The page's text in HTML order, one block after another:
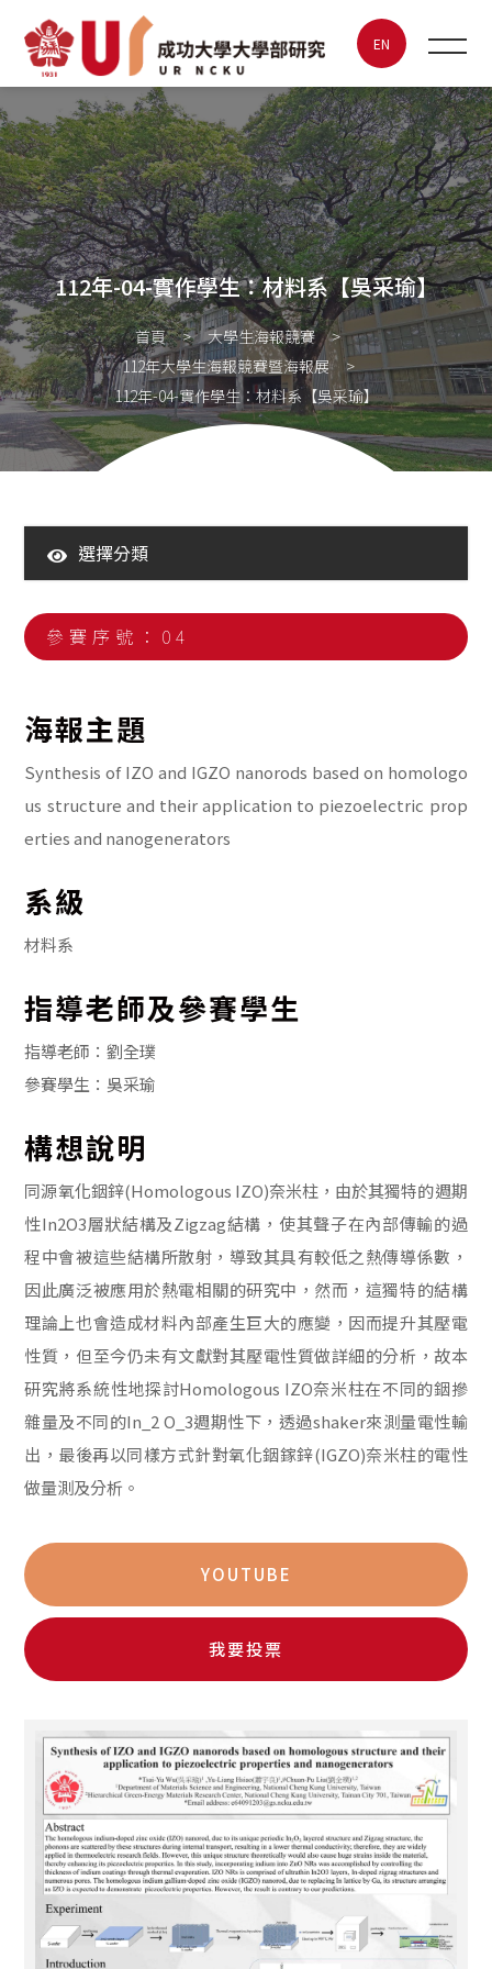
112年-04-實作學生：材料系
【吳采瑜】
最新消息
關於UR
特色實驗室
大學生海報競賽
成大創新創業
聯絡我們
EN
112年-04-實作學生：材料系【吳采瑜】
首頁
大學生海報競賽
112年大學生海報競賽暨海報展
112年-04-實作學生：材料系【吳采瑜】
選擇分類
110年大學生海報競賽暨海報展
111年大學生海報競賽暨海報展
參賽序號：04
海報主題
Synthesis of IZO and IGZO nanorods based on homologo
us structure and their application to piezoelectric prop
erties and nanogenerators
系級
材料系
指導老師及參賽學生
指導老師：劉全璞
參賽學生：吳采瑜
構想說明
同源氧化銦鋅(Homologous IZO)奈米柱，由於其獨特的週期
性In2O3層狀結構及Zigzag結構，使其聲子在內部傳輸的過
程中會被這些結構所散射，導致其具有較低之熱傳導係數，
因此廣泛被應用於熱電相關的研究中，然而，這獨特的結構
理論上也會造成材料內部產生巨大的應變，因而提升其壓電
性質，但至今仍未有文獻對其壓電性質做詳細的分析，故本
研究將系統性地探討Homologous IZO奈米柱在不同的銦摻
雜量及不同的In_2 O_3週期性下，透過shaker來測量電性輸
出，最後再以同樣方式針對氧化銦鎵鋅(IGZO)奈米柱的電性
做量測及分析。
YOUTUBE
我要投票